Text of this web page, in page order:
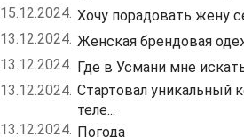
15.12.2024. Хочу порадовать жену
13.12.2024. Женская брендовая
13.12.2024. Где в Усмани мне
13.12.2024. Стартовал уникальный
теле...
13.12.2024. Погода